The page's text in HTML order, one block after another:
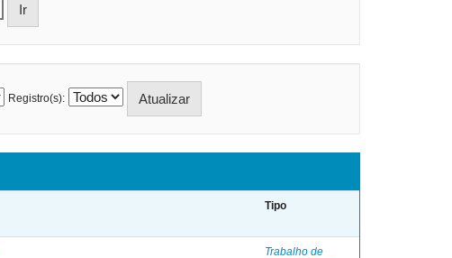
Registro(s):
Tipo
Trabalho de